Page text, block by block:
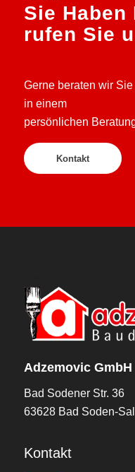
Sie Haben
rufen Sie
Gerne beraten wir
in einem
persönlichen
Kontakt
Adzemovic GmbH
Bad Sodener Str. 36
63628 Bad Soden-
Kontakt